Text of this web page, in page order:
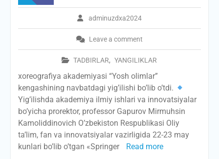
adminuzdxa2024
Leave a comment
TADBIRLAR, YANGILIKLAR
xoreografiya akademiyasi “Yosh olimlar”
kengashining navbatdagi yig’ilishi bo’lib o’tdi.
Yig’ilishda akademiya ilmiy ishlari va innovatsiyalar
bo’yicha prorektor, professor Gapurov Mirmuhsin
Kamoliddinovich O’zbekiston Respublikasi Oliy
ta’lim, fan va innovatsiyalar vazirligida 22-23 may
kunlari bo’lib o’tgan «Sрringеr
Read more